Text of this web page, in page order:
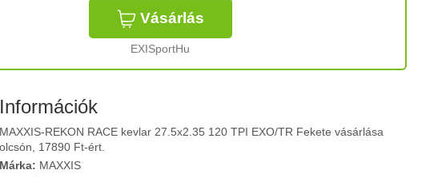
Vásárlás
EXISportHu
Információk
MAXXIS-REKON RACE kevlar 27.5x2.35 120 TPI EXO/TR Fekete vásárlása
olcsón, 17890 Ft-ért.
Márka: MAXXIS